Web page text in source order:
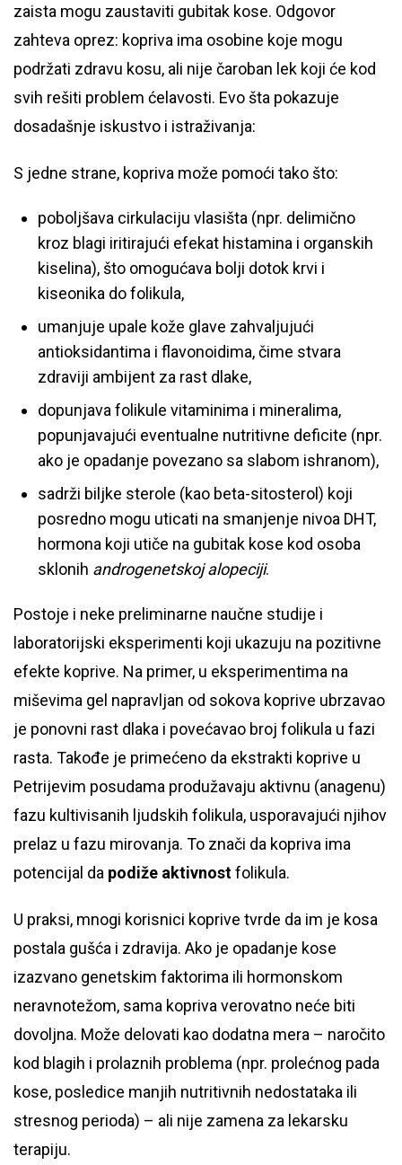
zaista mogu zaustaviti gubitak kose. Odgovor
zahteva oprez: kopriva ima osobine koje mogu
podržati zdravu kosu, ali nije čaroban lek koji će kod
svih rešiti problem ćelavosti. Evo šta pokazuje
dosadašnje iskustvo i istraživanja:
S jedne strane, kopriva može pomoći tako što:
poboljšava cirkulaciju vlasišta (npr. delimično
kroz blagi iritirajući efekat histamina i organskih
kiselina), što omogućava bolji dotok krvi i
kiseonika do folikula,
umanjuje upale kože glave zahvaljujući
antioksidantima i flavonoidima, čime stvara
zdraviji ambijent za rast dlake,
dopunjava folikule vitaminima i mineralima,
popunjavajući eventualne nutritivne deficite (npr.
ako je opadanje povezano sa slabom ishranom),
sadrži biljke sterole (kao beta-sitosterol) koji
posredno mogu uticati na smanjenje nivoa DHT,
hormona koji utiče na gubitak kose kod osoba
sklonih androgenetskoj alopeciji.
Postoje i neke preliminarne naučne studije i
laboratorijski eksperimenti koji ukazuju na pozitivne
efekte koprive. Na primer, u eksperimentima na
miševima gel napravljan od sokova koprive ubrzavao
je ponovni rast dlaka i povećavao broj folikula u fazi
rasta. Takođe je primećeno da ekstrakti koprive u
Petrijevim posudama produžavaju aktivnu (anagenu)
fazu kultivisanih ljudskih folikula, usporavajući njihov
prelaz u fazu mirovanja. To znači da kopriva ima
potencijal da podiže aktivnostfolikula.
U praksi, mnogi korisnici koprive tvrde da im je kosa
postala gušća i zdravija. Ako je opadanje kose
izazvano genetskim faktorima ili hormonskom
neravnotežom, sama kopriva verovatno neće biti
dovoljna. Može delovati kao dodatna mera – naročito
kod blagih i prolaznih problema (npr. prolećnog pada
kose, posledice manjih nutritivnih nedostataka ili
stresnog perioda) – ali nije zamena za lekarsku
terapiju.